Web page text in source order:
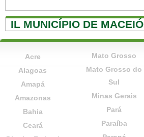
IL MUNICÍPIO DE MACEIÓ
Acre
Alagoas
Amapá
Amazonas
Bahia
Ceará
Mato Grosso
Mato Grosso do
Sul
Minas Gerais
Pará
Paraíba